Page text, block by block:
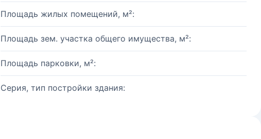
Площадь жилых помещений, м²:
Площадь зем. участка общего имущества, м²:
Площадь парковки, м²:
Серия, тип постройки здания: